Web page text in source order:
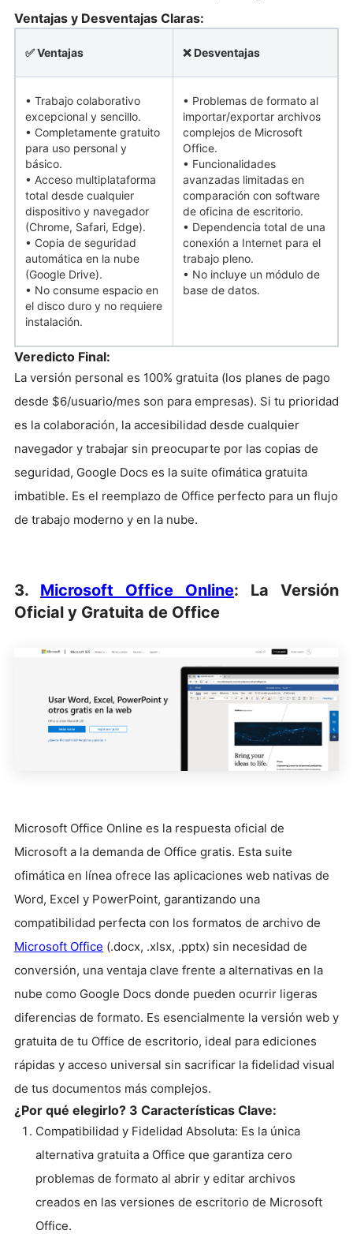
Ventajas y Desventajas Claras:
✅ Ventajas ❌ Desventajas
• Trabajo colaborativo
excepcional y sencillo.
• Completamente gratuito
para uso personal y
básico.
• Acceso multiplataforma
total desde cualquier
dispositivo y navegador
(Chrome, Safari, Edge).
• Copia de seguridad
automática en la nube
(Google Drive).
• No consume espacio en
el disco duro y no requiere
instalación.
• Problemas de formato al
importar/exportar archivos
complejos de Microsoft
Office.
• Funcionalidades
avanzadas limitadas en
comparación con software
de oficina de escritorio.
• Dependencia total de una
conexión a Internet para el
trabajo pleno.
• No incluye un módulo de
base de datos.
Veredicto Final:
La versión personal es 100% gratuita (los planes de pago
desde $6/usuario/mes son para empresas). Si tu prioridad
es la colaboración, la accesibilidad desde cualquier
navegador y trabajar sin preocuparte por las copias de
seguridad, Google Docs es la suite ofimática gratuita
imbatible. Es el reemplazo de Office perfecto para un flujo
de trabajo moderno y en la nube.
3. Microsoft Office Online: La Versión
Oficial y Gratuita de Office
Microsoft Office Online es la respuesta oficial de
Microsoft a la demanda de Office gratis. Esta suite
ofimática en línea ofrece las aplicaciones web nativas de
Word, Excel y PowerPoint, garantizando una
compatibilidad perfecta con los formatos de archivo de
Microsoft Office (.docx, .xlsx, .pptx) sin necesidad de
conversión, una ventaja clave frente a alternativas en la
nube como Google Docs donde pueden ocurrir ligeras
diferencias de formato. Es esencialmente la versión web y
gratuita de tu Office de escritorio, ideal para ediciones
rápidas y acceso universal sin sacrificar la fidelidad visual
de tus documentos más complejos.
¿Por qué elegirlo? 3 Características Clave:
Compatibilidad y Fidelidad Absoluta: Es la única
alternativa gratuita a Office que garantiza cero
problemas de formato al abrir y editar archivos
creados en las versiones de escritorio de Microsoft
Office.